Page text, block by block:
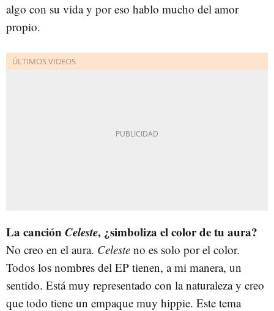
algo con su vida y por eso hablo mucho del amor
propio.
La canciónCeleste, ¿simboliza el color de tu aura?
No creo en el aura. Celeste no es solo por el color.
Todos los nombres del EP tienen, a mi manera, un
sentido. Está muy representado con la naturaleza y creo
que todo tiene un empaque muy hippie. Este tema